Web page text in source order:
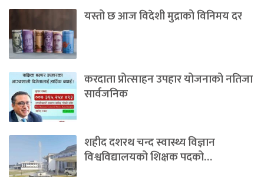
यस्तो छ आज विदेशी मुद्राको विनिमय दर
करदाता प्रोत्साहन उपहार योजनाको नतिजा
सार्वजनिक
शहीद दशरथ चन्द स्वास्थ्य विज्ञान
विश्वविद्यालयको शिक्षक पदको…